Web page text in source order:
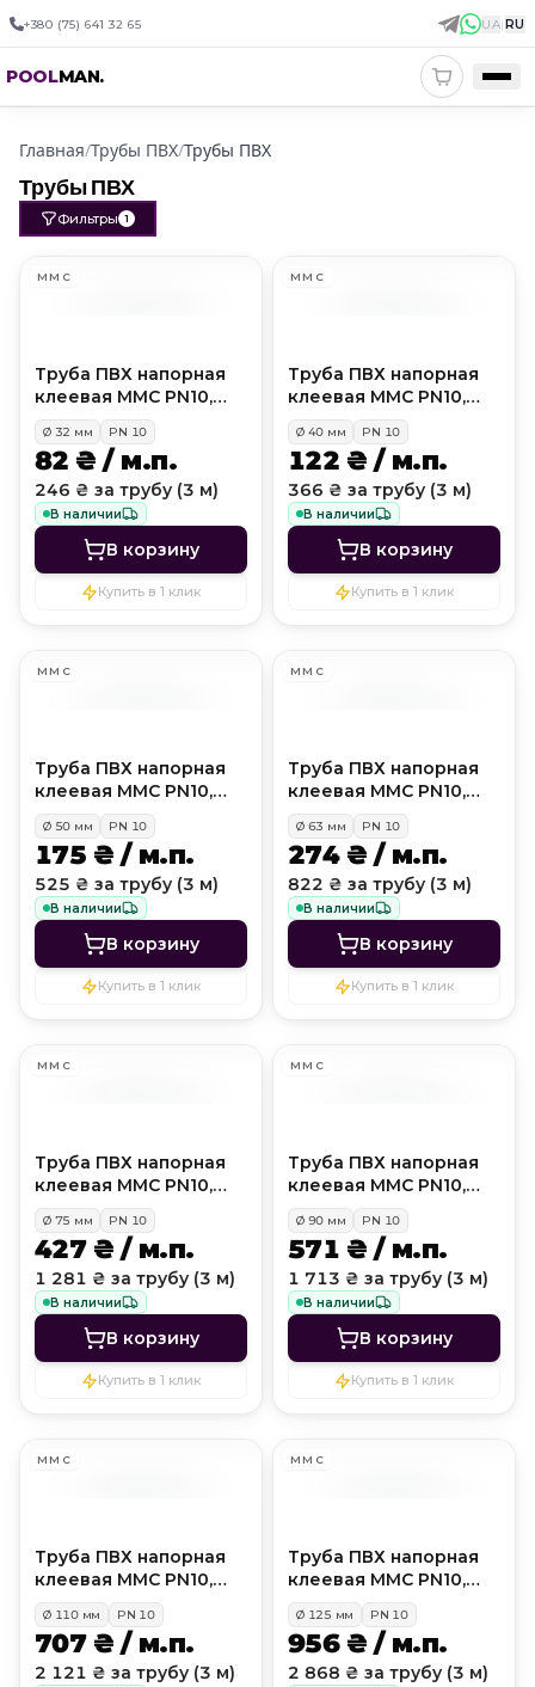
+380 (75) 641 32 65 UA|RU
POOLMAN.
Главная/Трубы ПВХ/Трубы ПВХ
Трубы ПВХ
Фильтры 1
MMC
Труба ПВХ напорная
клеевая MMC PN10,
D32 мм
Ø 32 мм PN 10
82 ₴ / м.п.
246 ₴ за трубу (3 м)
В наличии
В корзину
Купить в 1 клик
MMC
Труба ПВХ напорная
клеевая MMC PN10,
D40 мм
Ø 40 мм PN 10
122 ₴ / м.п.
366 ₴ за трубу (3 м)
В наличии
В корзину
Купить в 1 клик
MMC
Труба ПВХ напорная
клеевая MMC PN10,
D50 мм
Ø 50 мм PN 10
175 ₴ / м.п.
525 ₴ за трубу (3 м)
В наличии
В корзину
Купить в 1 клик
MMC
Труба ПВХ напорная
клеевая MMC PN10,
D63 мм
Ø 63 мм PN 10
274 ₴ / м.п.
822 ₴ за трубу (3 м)
В наличии
В корзину
Купить в 1 клик
MMC
Труба ПВХ напорная
клеевая MMC PN10,
D75 мм
Ø 75 мм PN 10
427 ₴ / м.п.
1 281 ₴ за трубу (3 м)
В наличии
В корзину
Купить в 1 клик
MMC
Труба ПВХ напорная
клеевая MMC PN10,
D90 мм
Ø 90 мм PN 10
571 ₴ / м.п.
1 713 ₴ за трубу (3 м)
В наличии
В корзину
Купить в 1 клик
MMC
Труба ПВХ напорная
клеевая MMC PN10,
D110 мм
Ø 110мм PN 10
707 ₴ / м.п.
2 121 ₴ за трубу (3 м)
MMC
Труба ПВХ напорная
клеевая MMC PN10,
D125 мм
Ø 125 мм PN 10
956 ₴ / м.п.
2 868 ₴ за трубу (3 м)